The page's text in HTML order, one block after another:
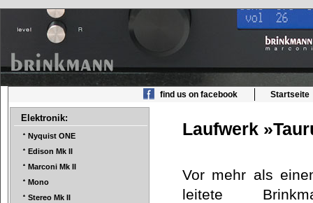
find us on facebook Startseite
Elektronik:
Nyquist ONE
Edison Mk II
Marconi Mk II
Mono
Stereo Mk II
Laufwerk
Vor mehr als
leitete